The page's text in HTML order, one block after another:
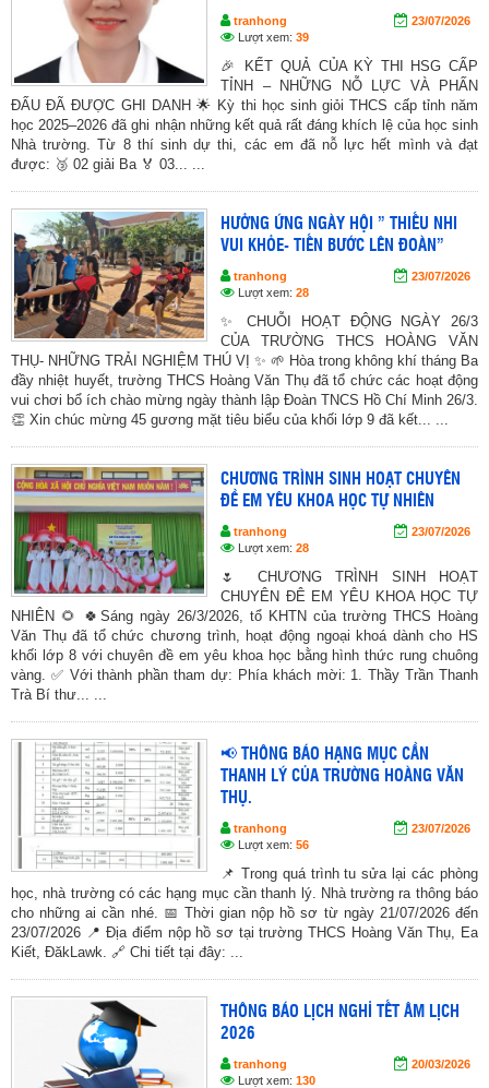
tranhong
23/07/2026
Lượt xem: 39
🎉 KẾT QUẢ CỦA KỲ THI HSG CẤP
TỈNH – NHỮNG NỖ LỰC VÀ PHẤN
ĐẤU ĐÃ ĐƯỢC GHI DANH 🌟 Kỳ thi học sinh giỏi THCS cấp tỉnh năm
học 2025–2026 đã ghi nhận những kết quả rất đáng khích lệ của học sinh
Nhà trường. Từ 8 thí sinh dự thi, các em đã nỗ lực hết mình và đạt
được: 🥉 02 giải Ba 🏅 03... ...
HƯỞNG ỨNG NGÀY HỘI ” THIẾU NHI
VUI KHỎE- TIẾN BƯỚC LÊN ĐOÀN”
tranhong
23/07/2026
Lượt xem: 28
✨ CHUỖI HOẠT ĐỘNG NGÀY 26/3
CỦA TRƯỜNG THCS HOÀNG VĂN
THỤ- NHỮNG TRẢI NGHIỆM THÚ VỊ ✨ 🌱 Hòa trong không khí tháng Ba
đầy nhiệt huyết, trường THCS Hoàng Văn Thụ đã tổ chức các hoạt động
vui chơi bổ ích chào mừng ngày thành lập Đoàn TNCS Hồ Chí Minh 26/3.
👏 Xin chúc mừng 45 gương mặt tiêu biểu của khối lớp 9 đã kết... ...
CHƯƠNG TRÌNH SINH HOẠT CHUYÊN
ĐỀ EM YÊU KHOA HỌC TỰ NHIÊN
tranhong
23/07/2026
Lượt xem: 28
🌷 CHƯƠNG TRÌNH SINH HOẠT
CHUYÊN ĐÊ EM YÊU KHOA HỌC TỰ
NHIÊN 🌻 🍀Sáng ngày 26/3/2026, tổ KHTN của trường THCS Hoàng
Văn Thụ đã tổ chức chương trình, hoạt động ngoại khoá dành cho HS
khối lớp 8 với chuyên đề em yêu khoa học bằng hình thức rung chuông
vàng. ✅ Với thành phần tham dự: Phía khách mời: 1. Thầy Trần Thanh
Trà Bí thư... ...
📢 THÔNG BÁO HẠNG MỤC CẦN
THANH LÝ CỦA TRƯỜNG HOÀNG VĂN
THỤ.
tranhong
23/07/2026
Lượt xem: 56
📌 Trong quá trình tu sửa lại các phòng
học, nhà trường có các hạng mục cần thanh lý. Nhà trường ra thông báo
cho những ai cần nhé. 📅 Thời gian nộp hồ sơ từ ngày 21/07/2026 đến
23/07/2026 📍 Địa điểm nộp hồ sơ tại trường THCS Hoàng Văn Thụ, Ea
Kiết, ĐăkLawk. 🔗 Chi tiết tại đây: ...
THÔNG BÁO LỊCH NGHỈ TẾT ÂM LỊCH
2026
tranhong
20/03/2026
Lượt xem: 130